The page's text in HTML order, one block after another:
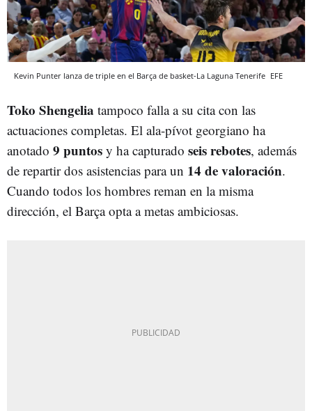
Kevin Punter lanza de triple en el Barça de basket-La Laguna Tenerife EFE
Toko Shengelia tampoco falla a su cita con las
actuaciones completas. El ala-pívot georgiano ha
anotado 9 puntos y ha capturado seis rebotes, además
de repartir dos asistencias para un 14 de valoración.
Cuando todos los hombres reman en la misma
dirección, el Barça opta a metas ambiciosas.